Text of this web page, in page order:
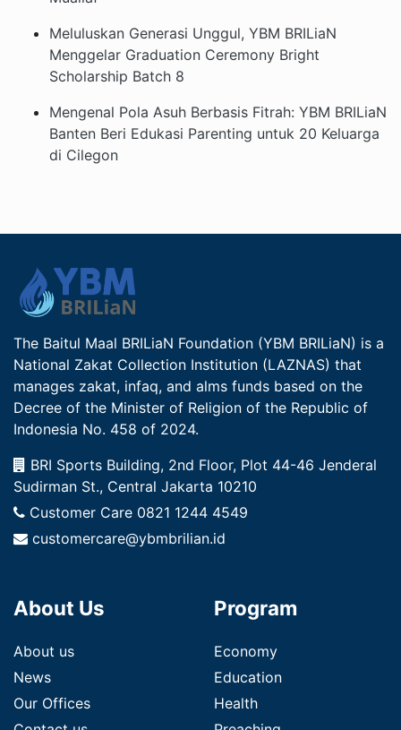
Meluluskan Generasi Unggul, YBM BRILiaN
Menggelar Graduation Ceremony Bright
Scholarship Batch 8
Mengenal Pola Asuh Berbasis Fitrah: YBM BRILiaN
Banten Beri Edukasi Parenting untuk 20 Keluarga
di Cilegon
The Baitul Maal BRILiaN Foundation (YBM BRILiaN) is a
National Zakat Collection Institution (LAZNAS) that
manages zakat, infaq, and alms funds based on the
Decree of the Minister of Religion of the Republic of
Indonesia No. 458 of 2024.
BRI Sports Building, 2nd Floor, Plot 44-46 Jenderal
Sudirman St., Central Jakarta 10210
Customer Care 0821 1244 4549
customercare@ybmbrilian.id
About Us
About us
News
Our Offices
Program
Economy
Education
Health